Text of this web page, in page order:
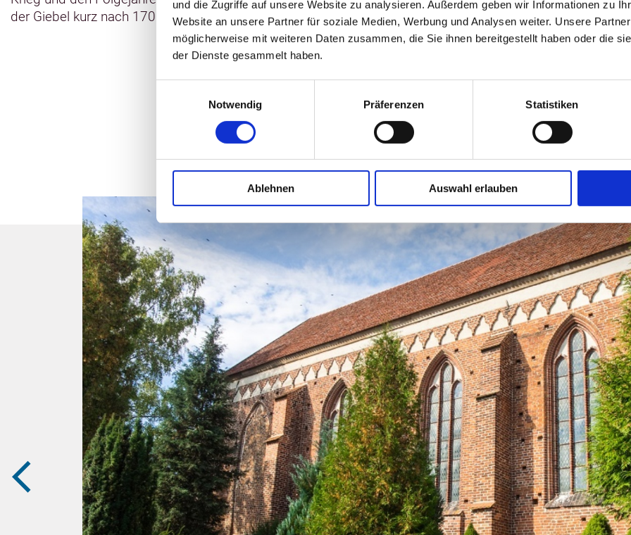
und die Zugriffe auf unsere Website zu analysieren. Außerdem geben wir Informationen zu
Website an unsere Partner für soziale Medien, Werbung und Analysen weiter. Unsere
möglicherweise mit weiteren Daten zusammen, die Sie ihnen bereitgestellt haben oder die
der Dienste gesammelt haben.
Notwendig
Präferenzen Statistiken
Ablehnen Auswahl erlauben
der Giebel kurz nach 1700 abgerissen und das Dachwerk erneuert.
23996
zurück